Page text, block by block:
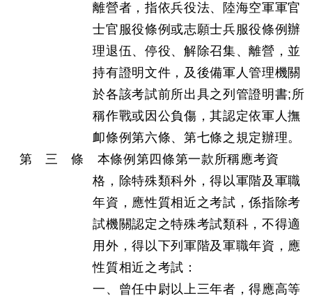
離營者，指依兵役法、陸海空軍軍官
士官服役條例或志願士兵服役條例辦
理退伍、停役、解除召集、離營，並
持有證明文件，及後備軍人管理機關
於各該考試前所出具之列管證明書;所
稱作戰或因公負傷，其認定依軍人撫
卹條例第六條、第七條之規定辦理。
第 三 條 本條例第四條第一款所稱應考資
格，除特殊類科外，得以軍階及軍職
年資，應性質相近之考試，係指除考
試機關認定之特殊考試類科，不得適
用外，得以下列軍階及軍職年資，應
性質相近之考試：
一、曾任中尉以上三年者，得應高等